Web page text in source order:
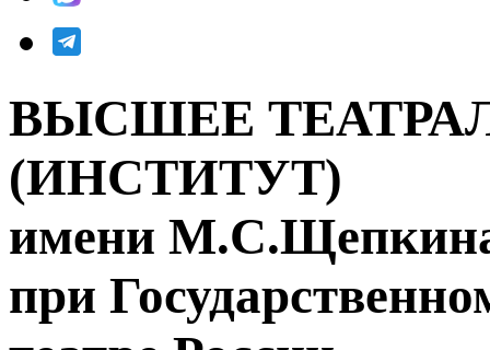
ВЫСШЕЕ
(ИНСТИТУТ)
имени
при